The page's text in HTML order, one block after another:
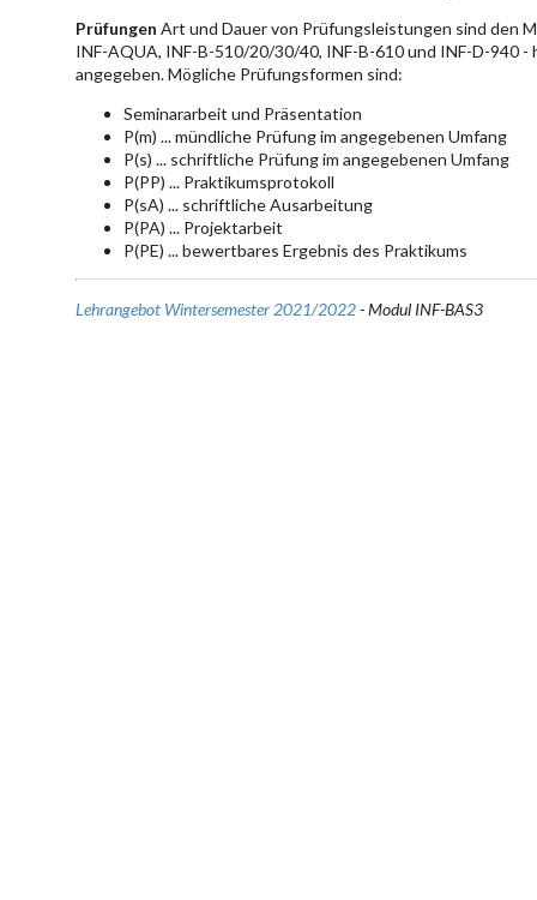
Prüfungen Art und Dauer von Prüfungsleistungen sind den
INF-AQUA, INF-B-510/20/30/40, INF-B-610 und INF-D-940
angegeben. Mögliche Prüfungsformen sind:
Seminararbeit und Präsentation
P(m) ... mündliche Prüfung im angegebenen Umfang
P(s) ... schriftliche Prüfung im angegebenen Umfang
P(PP) ... Praktikumsprotokoll
P(sA) ... schriftliche Ausarbeitung
P(PA) ... Projektarbeit
P(PE) ... bewertbares Ergebnis des Praktikums
Lehrangebot Wintersemester 2021/2022- Modul INF-BAS3